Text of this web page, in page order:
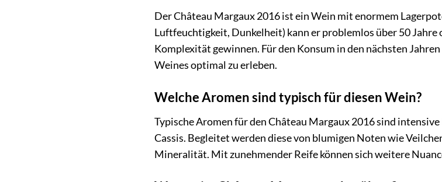
Der Château Margaux 2016 ist ein Wein mit enormem
Luftfeuchtigkeit, Dunkelheit) kann er problemlos über 50
Komplexität gewinnen. Für den Konsum in den nächsten
Weines optimal zu erleben.
Welche Aromen sind typisch für diesen Wein?
Typische Aromen für den Château Margaux 2016 sind
Cassis. Begleitet werden diese von blumigen Noten wie
Mineralität. Mit zunehmender Reife können sich weitere